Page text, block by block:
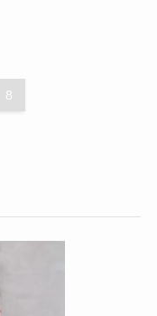
8